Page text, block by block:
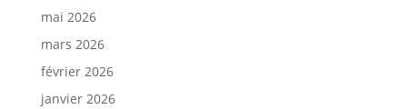
mai 2026
mars 2026
février 2026
janvier 2026